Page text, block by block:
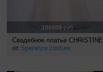
100000 руб.
Свадебное платье CHRISTINE
от Speranza couture